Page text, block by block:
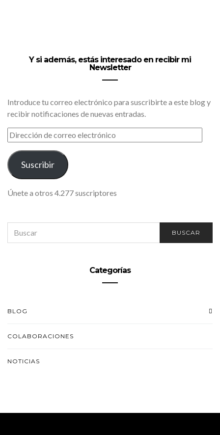
Y si además, estás interesado en recibir mi
Newsletter
Introduce tu correo electrónico para suscribirte a este blog y
recibir notificaciones de nuevas entradas.
DIRECCIÓN
DE
CORREO
ELECTRÓNICO
Suscribir
Únete a otros 4.277 suscriptores
FOR:
BUSCAR
Categorías
BLOG
COLABORACIONES
NOTICIAS